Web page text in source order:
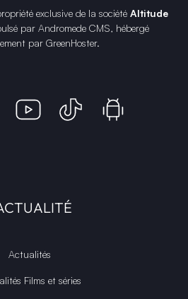
exclusive de la société Altitude
par Andromede CMS, hébergé
par GreenHoster.
Actualités
Films et séries